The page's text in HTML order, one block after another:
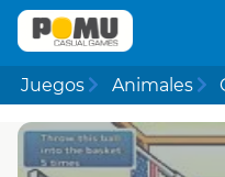
Juegos Animales